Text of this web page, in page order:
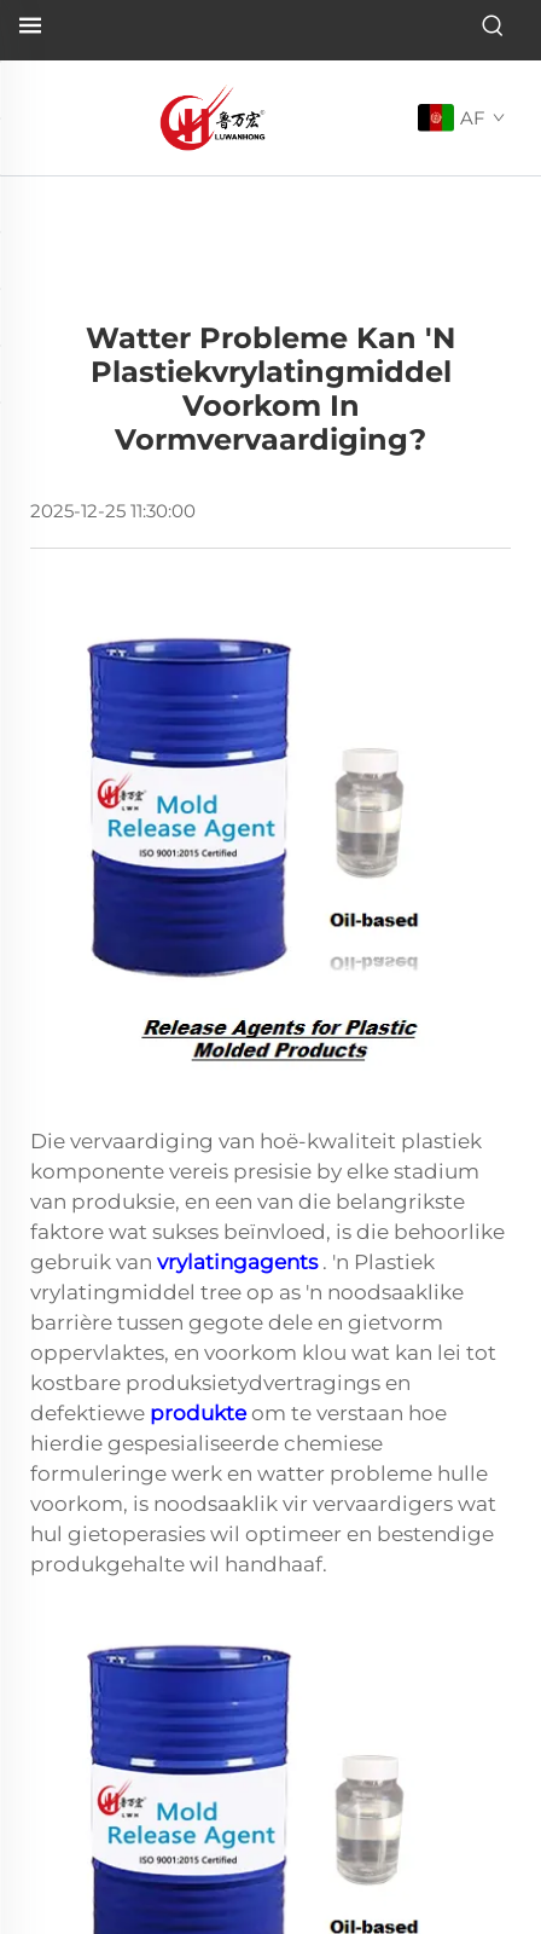
AF
Watter Probleme Kan 'n
Plastiekvrylatingmiddel
Voorkom In
Vormvervaardiging?
2025-12-25 11:30:00
Die vervaardiging van hoë-kwaliteit plastiek
komponente vereis presisie by elke stadium
van produksie, en een van die belangrikste
faktore wat sukses beïnvloed, is die behoorlike
gebruik van vrylatingagents . 'n Plastiek
vrylatingmiddel tree op as 'n noodsaaklike
barrière tussen gegote dele en gietvorm
oppervlaktes, en voorkom klou wat kan lei tot
kostbare produksietydvertragings en
defektiewe produkteom te verstaan hoe
hierdie gespesialiseerde chemiese
formuleringe werk en watter probleme hulle
voorkom, is noodsaaklik vir vervaardigers wat
hul gietoperasies wil optimeer en bestendige
produkgehalte wil handhaaf.